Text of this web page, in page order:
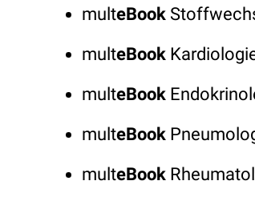
multeBook
multeBook
multeBook
multeBook
multeBook